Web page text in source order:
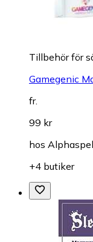
Tillbehör för
Gamegenic
fr.
99 kr
hos Alphaspel
+4 butiker